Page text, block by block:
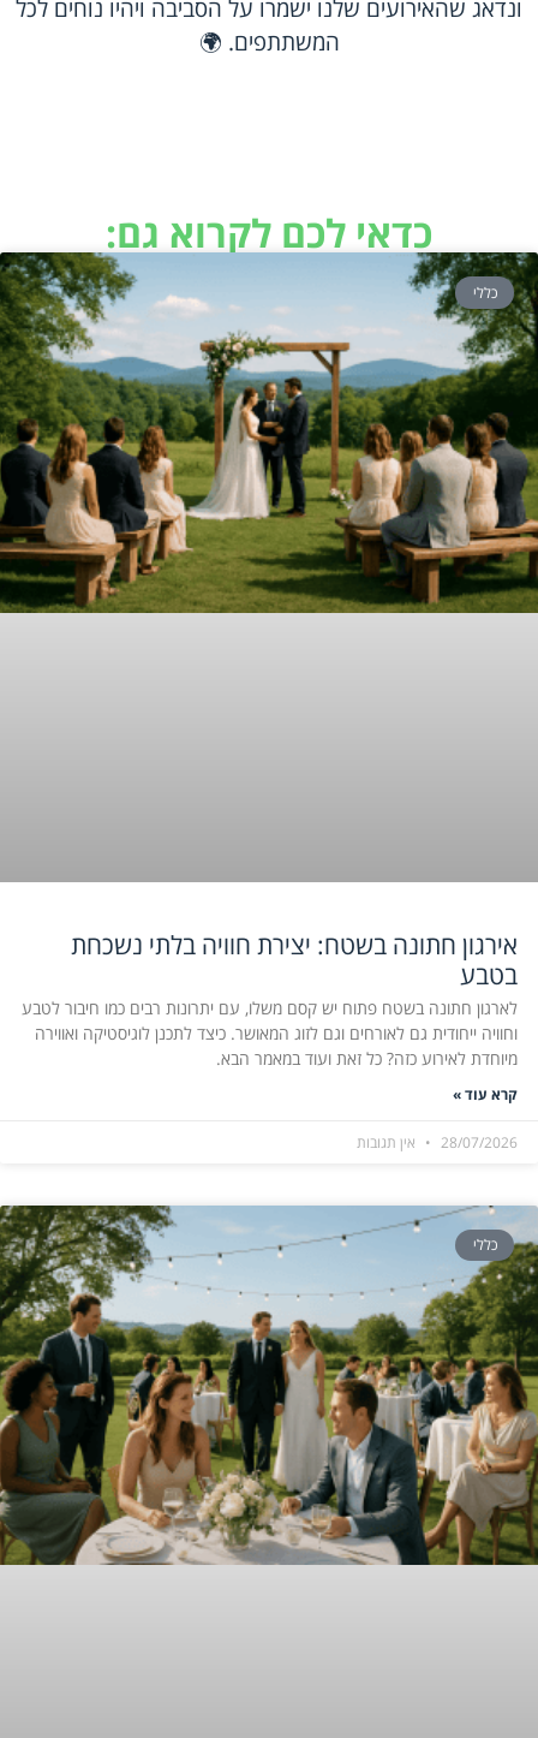
ונדאג שהאירועים שלנו ישמרו על הסביבה ויהיו נוחים לכל
המשתתפים. 🌍
כדאי לכם לקרוא גם:
כללי
אירגון חתונה בשטח: יצירת חוויה בלתי נשכחת
בטבע
לארגון חתונה בשטח פתוח יש קסם משלו, עם יתרונות רבים כמו חיבור לטבע
וחוויה ייחודית גם לאורחים וגם לזוג המאושר. כיצד לתכנן לוגיסטיקה ואווירה
מיוחדת לאירוע כזה? כל זאת ועוד במאמר הבא.
קרא עוד »
28/07/2026 אין תגובות
כללי